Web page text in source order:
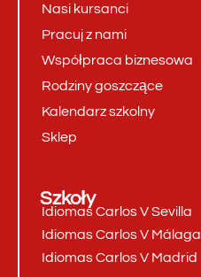
Nasi kursanci
Pracuj z nami
Współpraca biznesowa
Rodziny goszczące
Kalendarz szkolny
Sklep
Szkoły
Idiomas Carlos V Sevilla
Idiomas Carlos V Málaga
Idiomas Carlos V Madrid